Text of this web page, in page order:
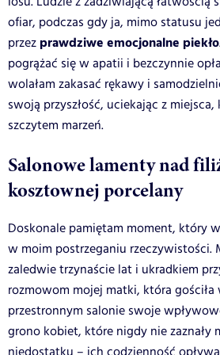
ofiar, podczas gdy ja, mimo statusu
przez prawdziwe emocjonalne piekło
pogrążać się w apatii i bezczynnie
wolałam zakasać rękawy i
swoją przyszłość, uciekając z
szczytem marzeń.
Salonowe lamenty nad
kosztownej porcelany
Doskonale pamiętam moment, który
w moim postrzeganiu rzeczywistości.
zaledwie trzynaście lat i ukradkiem
rozmowom mojej matki, która gościła
przestronnym salonie swoje
grono kobiet, które nigdy nie zaznały